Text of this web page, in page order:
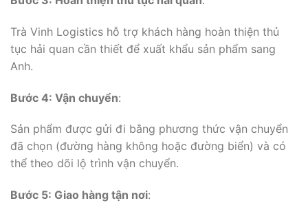
Trà Vinh Logistics hỗ trợ khách hàng hoàn thiện thủ
tục hải quan cần thiết để xuất khẩu sản phẩm sang
Anh.
Bước 4: Vận chuyển:
Sản phẩm được gửi đi bằng phương thức vận chuyển
đã chọn (đường hàng không hoặc đường biển) và có
thể theo dõi lộ trình vận chuyển.
Bước 5: Giao hàng tận nơi: